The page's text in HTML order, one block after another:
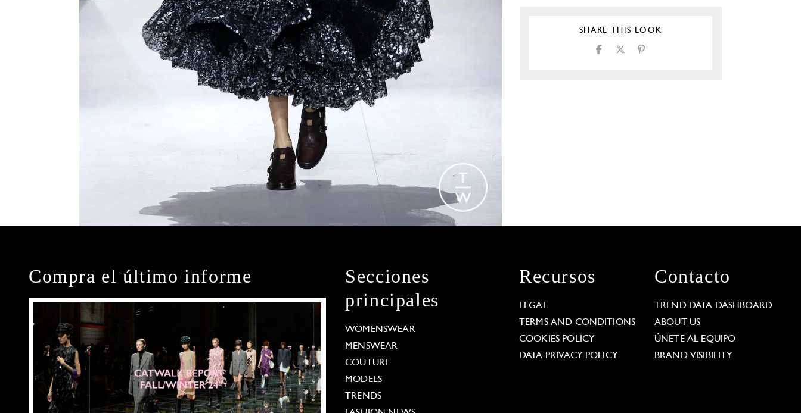
SHARE THIS LOOK
Compra el último informe
Secciones
principales
WOMENSWEAR
MENSWEAR
COUTURE
MODELS
TRENDS
Recursos
LEGAL
TERMS AND CONDITIONS
COOKIES POLICY
DATA PRIVACY POLICY
Contacto
TREND DATA DASHBOARD
ABOUT US
ÚNETE AL EQUIPO
BRAND VISIBILITY